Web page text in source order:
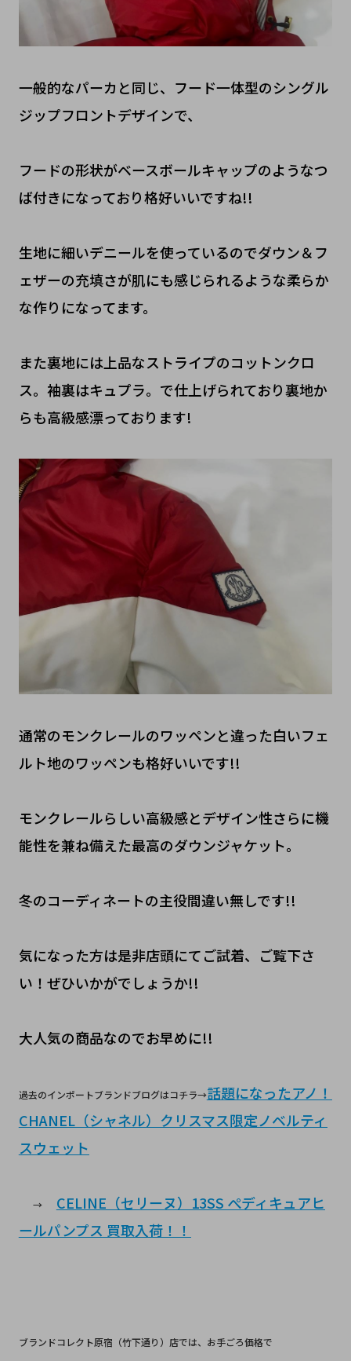
一般的なパーカと同じ、フード一体型のシングル
ジップフロントデザインで、
フードの形状がベースボールキャップのようなつ
ば付きになっており格好いいですね!!
生地に細いデニールを使っているのでダウン＆フ
ェザーの充填さが肌にも感じられるような柔らか
な作りになってます。
また裏地には上品なストライプのコットンクロ
ス。袖裏はキュプラ。で仕上げられており裏地か
らも高級感漂っております!
通常のモンクレールのワッペンと違った白いフェ
ルト地のワッペンも格好いいです!!
モンクレールらしい高級感とデザイン性さらに機
能性を兼ね備えた最高のダウンジャケット。
冬のコーディネートの主役間違い無しです!!
気になった方は是非店頭にてご試着、ご覧下さ
い！ぜひいかがでしょうか!!
大人気の商品なのでお早めに!!
過去のインポートブランドブログはコチラ→話題になったアノ！
CHANEL（シャネル）クリスマス限定ノベルティ
スウェット
→
CELINE（セリーヌ）13SS ぺディキュアヒ
ールパンプス 買取入荷！！
ブランドコレクト原宿（竹下通り）店では、お手ごろ価格で